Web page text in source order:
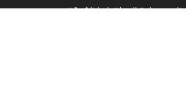
وسيادة الدولة: لماذا يُعدّ نزع